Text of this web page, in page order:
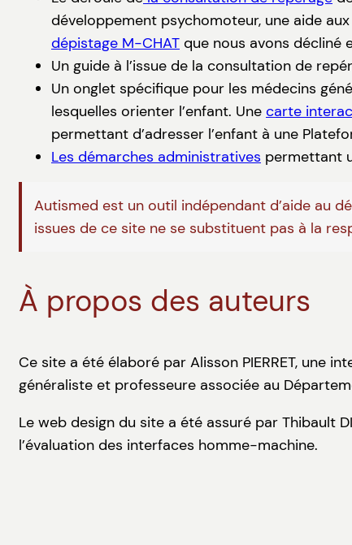
développement psychomoteur, une aide
dépistage M-CHAT que nous avons décliné
Un guide à l’issue de la consultation de
Un onglet spécifique pour les médecins
lesquelles orienter l’enfant. Une carte
permettant d’adresser l’enfant à une
Les démarches administratives permettant
Autismed est un outil indépendant d’aide au
issues de ce site ne se substituent pas à la
À propos des auteurs
Ce site a été élaboré par Alisson PIERRET, une
généraliste et professeure associée au
Le web design du site a été assuré par Thibault
l’évaluation des interfaces homme-machine.